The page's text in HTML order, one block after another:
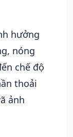
hưởng
nóng
chế độ
thoải
ảnh